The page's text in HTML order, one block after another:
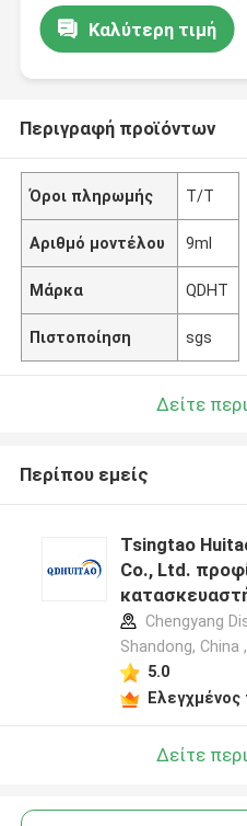
Καλύτερη τιμή
Περιγραφή προϊόντων
Όροι πληρωμής T/T
Αριθμό μοντέλου 9ml
Μάρκα QDHT
Πιστοποίηση sgs
Δείτε
Περίπου εμείς
Tsingtao
Co., Ltd.
Chengyang
Shandong, China
5.0
Δείτε